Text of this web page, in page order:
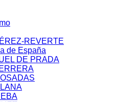
REVERTE
de España
DE PRADA